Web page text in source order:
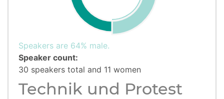
Speakers are 64% male.
Speaker count:
30 speakers total and 11 women
Technik und Protest